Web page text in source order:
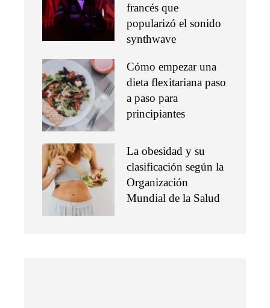
francés que
popularizó el sonido
synthwave
Cómo empezar una
dieta flexitariana paso
a paso para
principiantes
La obesidad y su
clasificación según la
Organización
Mundial de la Salud